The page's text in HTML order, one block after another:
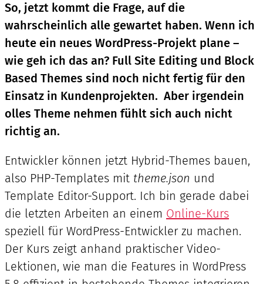
So, jetzt kommt die Frage, auf die
wahrscheinlich alle gewartet haben. Wenn ich
heute ein neues WordPress-Projekt plane –
wie geh ich das an? Full Site Editing und Block
Based Themes sind noch nicht fertig für den
Einsatz in Kundenprojekten. Aber irgendein
olles Theme nehmen fühlt sich auch nicht
richtig an.
Entwickler können jetzt Hybrid-Themes bauen,
also PHP-Templates mit theme.json und
Template Editor-Support. Ich bin gerade dabei
die letzten Arbeiten an einem Online-Kurs
speziell für WordPress-Entwickler zu machen.
Der Kurs zeigt anhand praktischer Video-
Lektionen, wie man die Features in WordPress